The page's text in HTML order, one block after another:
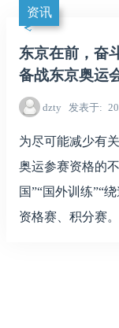
资讯
东京在前，奋
备战东京奥运
dzty 发表于
为尽可能减少有
奥运参赛资格的
国”“国外训练”“
资格赛、积分赛。